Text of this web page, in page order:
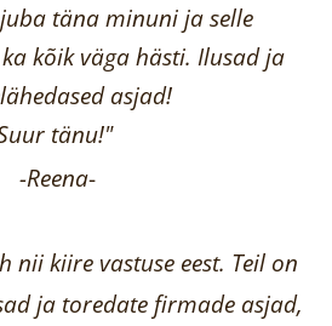
täna minuni ja selle
kõik väga hästi. Ilusad ja
asjad!
tänu!"
-Reena-
nii kiire vastuse eest. Teil on
ja toredate firmade asjad,